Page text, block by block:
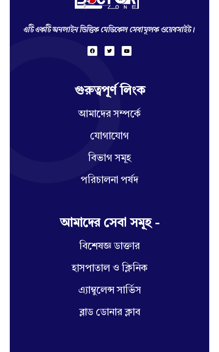
এটি একটি অনলাইন ভিত্তিক মেডিকেল সেবামূলক ওয়েবসাইট।
গুরুত্বপূর্ণ লিংক
আমাদের সম্পর্কে
যোগাযোগ
বিভাগ সমূহ
পরিচালনা পর্ষদ
আমাদের সেবা সমূহ -
বিশেষজ্ঞ ডাক্তার
হাসপাতাল ও ক্লিনিক
এ্যাম্বুলেন্স সার্ভিস
ব্লাড ডোনার ক্লাব